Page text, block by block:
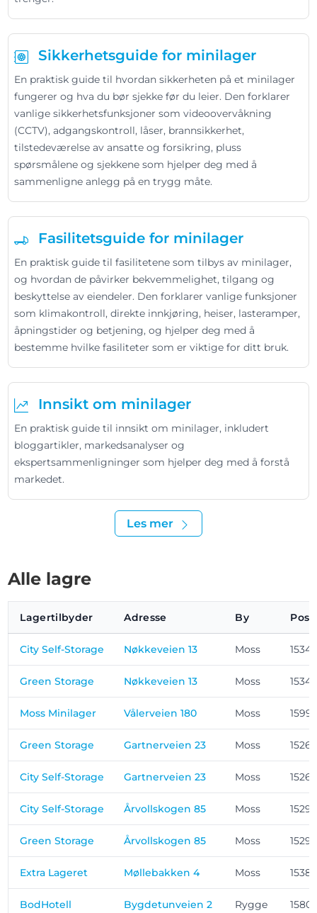
Sikkerhetsguide for minilager
En praktisk guide til hvordan sikkerheten på et minilager
fungerer og hva du bør sjekke før du leier. Den forklarer
vanlige sikkerhetsfunksjoner som videoovervåkning
(CCTV), adgangskontroll, låser, brannsikkerhet,
tilstedeværelse av ansatte og forsikring, pluss
spørsmålene og sjekkene som hjelper deg med å
sammenligne anlegg på en trygg måte.
Fasilitetsguide for minilager
En praktisk guide til fasilitetene som tilbys av minilager,
og hvordan de påvirker bekvemmelighet, tilgang og
beskyttelse av eiendeler. Den forklarer vanlige funksjoner
som klimakontroll, direkte innkjøring, heiser, lasteramper,
åpningstider og betjening, og hjelper deg med å
bestemme hvilke fasiliteter som er viktige for ditt bruk.
Innsikt om minilager
En praktisk guide til innsikt om minilager, inkludert
bloggartikler, markedsanalyser og
ekspertsammenligninger som hjelper deg med å forstå
markedet.
Les mer
Alle lagre
Lagertilbyder Adresse By
City Self-Storage Nøkkeveien 13 Moss 1534
Green Storage Nøkkeveien 13 Moss 1534
Moss Minilager Vålerveien 180 Moss 1599
Green Storage Gartnerveien 23 Moss 1526
City Self-Storage Gartnerveien 23 Moss 1526
City Self-Storage Årvollskogen 85 Moss 1529
Green Storage Årvollskogen 85 Moss 1529
Extra Lageret Møllebakken 4 Moss 1538
BodHotell Bygdetunveien 2 Rygge 1580